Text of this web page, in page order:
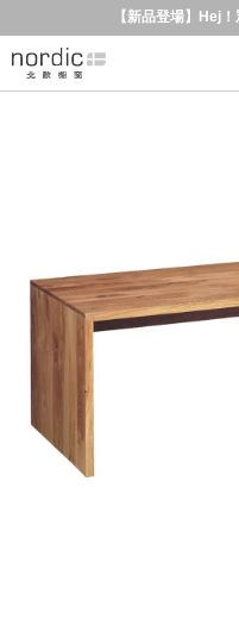
【新品登場】Hej